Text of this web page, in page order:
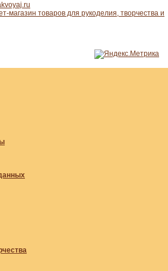
магазин товаров для рукоделия, творчества и